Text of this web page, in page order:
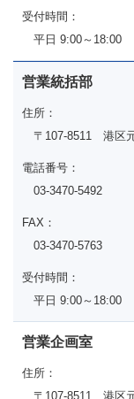
受付時間：
平日 9:00～18:00
営業統括部
住所：
〒107-8511 港区
電話番号：
03-3470-5492
FAX：
03-3470-5763
受付時間：
平日 9:00～18:00
営業企画室
住所：
〒107-8511 港区